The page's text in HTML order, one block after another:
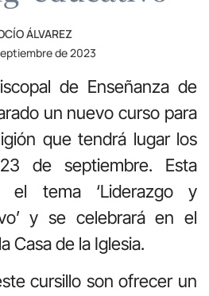
ÁLVAREZ
de 2023
de Enseñanza de
un nuevo curso para
que tendrá lugar los
de septiembre. Esta
el tema ‘Liderazgo y
y se celebrará en el
Casa de la Iglesia.
cursillo son ofrecer un